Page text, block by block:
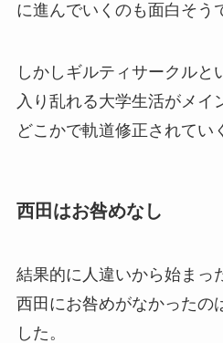
に進んでいくのも面白そう
しかしギルティサークルと
入り乱れる大学生活がメイ
どこかで軌道修正されてい
西田はお咎めなし
結果的に人違いから始まっ
西田にお咎めがなかったの
した。